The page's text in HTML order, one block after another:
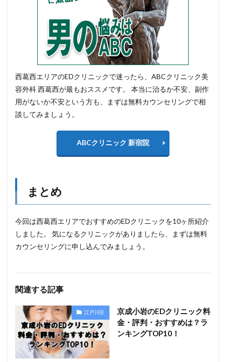
西葛西エリアのEDクリニックで迷ったら、ABCクリニック美
容外科 西葛西が最もおススメです。 本当に治るか不安、副作
用がないか不安という方も、まずは無料カウンセリングで相
談してみましょう。
ABCクリニック 新宿院
まとめ
今回は西葛西エリアでおすすめのEDクリニックを10ヶ所紹介
しました。 気になるクリニックがありましたら、まずは無料
カウンセリングに申し込んでみましょう。
関連する記事
江戸川区
京成小岩のEDクリニック料
金・評判・おすすめは？ラ
ンキングTOP10！